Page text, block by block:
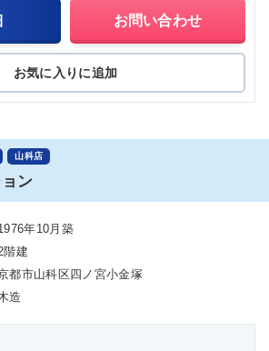
お問い合わせ
お気に入りに追加
山科店
ン
年10月築
階建
都市山科区四ノ宮小金塚
造